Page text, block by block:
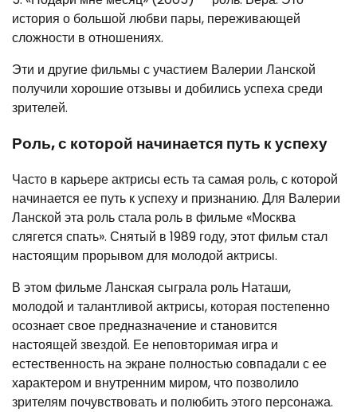
история о большой любви пары, переживающей
сложности в отношениях.
Эти и другие фильмы с участием Валерии Ланской
получили хорошие отзывы и добились успеха среди
зрителей.
Роль, с которой начинается путь к успеху
Часто в карьере актрисы есть та самая роль, с которой
начинается ее путь к успеху и признанию. Для Валерии
Ланской эта роль стала роль в фильме «Москва
слягется спать». Снятый в 1989 году, этот фильм стал
настоящим прорывом для молодой актрисы.
В этом фильме Ланская сыграла роль Наташи,
молодой и талантливой актрисы, которая постепенно
осознает свое предназначение и становится
настоящей звездой. Ее неповторимая игра и
естественность на экране полностью совпадали с ее
характером и внутренним миром, что позволило
зрителям почувствовать и полюбить этого персонажа.